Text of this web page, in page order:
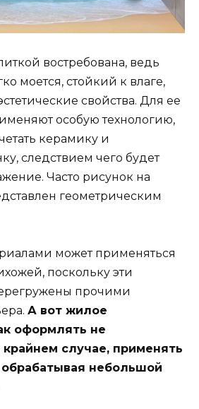
востребована, ведь
моется, стойкий к влаге,
свойства. Для ее
особую технологию,
керамику и
следствием чего будет
Часто рисунок на
геометрическим
может применяться
поскольку эти
прочими
А вот жилое
оформлять не
случае, применять
небольшой